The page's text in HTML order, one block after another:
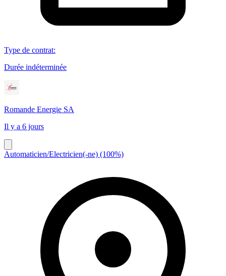
Type de contrat:
Durée indéterminée
Romande Energie SA
Il y a 6 jours
Automaticien/Electricien(-ne) (100%)